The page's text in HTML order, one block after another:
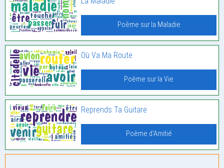
Poème sur la Maladie
Où Va Ma Route
Poème sur la Vie
Reprends Ta Guitare
Poème d'Amitié